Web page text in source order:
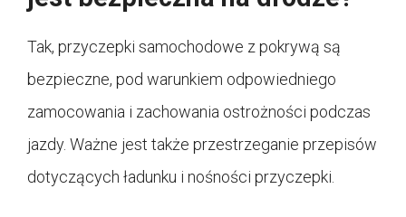
Tak, przyczepki samochodowe z pokrywą są
bezpieczne, pod warunkiem odpowiedniego
zamocowania i zachowania ostrożności podczas
jazdy. Ważne jest także przestrzeganie przepisów
dotyczących ładunku i nośności przyczepki.